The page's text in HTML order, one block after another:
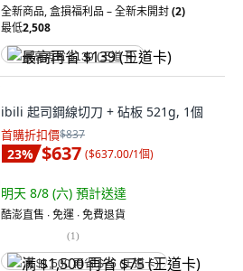
全新商品,盒損福利品 – 全新未開封(2)
最低2,508
最高再省 $139 (王道卡)
ibili 起司鋼線切刀 + 砧板 521g, 1個
首購折扣價$837
23% $637 ($637.00/1個)
明天 8/8 (六) 預計送達
酷澎直售 ∙ 免運 ∙ 免費退貨
(1)
满 $1,500 再省 $75 (王道卡)